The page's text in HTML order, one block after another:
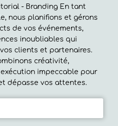
- Branding En tant
nous planifions et gérons
de vos événements,
inoubliables qui
clients et partenaires.
créativité,
impeccable pour
dépasse vos attentes.